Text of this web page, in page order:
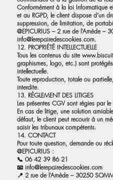
Conformément à la loi Informatique
et au RGPD, le client dispose d’un
suppression, de limitation, de
@EPICURIUS – 2 rue de l’Arnède –
info@lerepairedescookies.com.
12. PROPRIÉTÉ INTELLECTUELLE
Tous les contenus du site
graphismes, logo, etc.) sont
intellectuelle.
Toute reproduction, totale ou
interdite.
13. RÈGLEMENT DES LITIGES
Les présentes CGV sont régies par
En cas de litige, une solution
défaut, le client peut recourir à un
saisir les tribunaux compétents.
14. CONTACT
Pour toute question, demande ou
@EPICURIUS :
📞 06 42 39 86 21
📧 info@lerepairedescookies.com
📍 2 rue de l’Arnède – 30250